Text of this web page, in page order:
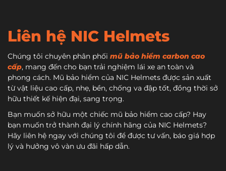
Liên hệ NIC Helmets
Chúng tôi chuyên phân phối mũ bảo hiểm carbon cao
cấp, mang đến cho bạn trải nghiệm lái xe an toàn và
phong cách. Mũ bảo hiểm của NIC Helmets được sản xuất
từ vật liệu cao cấp, nhẹ, bền, chống va đập tốt, đồng thời sở
hữu thiết kế hiện đại, sang trọng.
Bạn muốn sở hữu một chiếc mũ bảo hiểm cao cấp? Hay
bạn muốn trở thành đại lý chính hãng của NIC Helmets?
Hãy liên hệ ngay với chúng tôi để được tư vấn, báo giá hợp
lý và hưởng vô vàn ưu đãi hấp dẫn.